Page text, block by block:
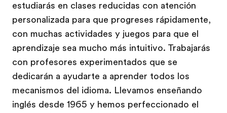
estudiarás en clases reducidas con atención
personalizada para que progreses rápidamente,
con muchas actividades y juegos para que el
aprendizaje sea mucho más intuitivo. Trabajarás
con profesores experimentados que se
dedicarán a ayudarte a aprender todos los
mecanismos del idioma. Llevamos enseñando
inglés desde 1965 y hemos perfeccionado el